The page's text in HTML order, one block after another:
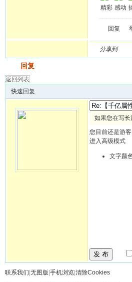
精彩 感动
回复
分享到
回复
返回列表
快速回复
如果您在写
您目前还是游
进入高级模式
文字颜
发 布
联系我们 无图版 手机浏览 清除Cookies